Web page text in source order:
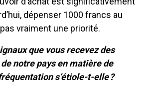
dépenser 1000 francs au
vraiment une priorité.
que vous recevez des
notre pays en matière de
s’étiole-t-elle ?